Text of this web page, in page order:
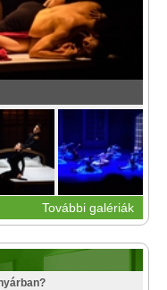
További galériák